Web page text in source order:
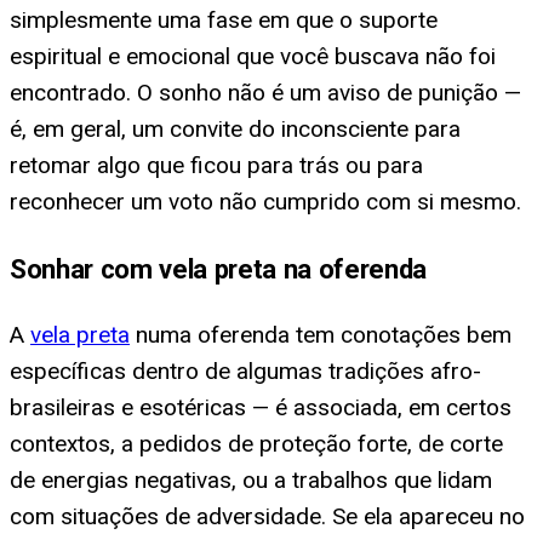
simplesmente uma fase em que o suporte
espiritual e emocional que você buscava não foi
encontrado. O sonho não é um aviso de punição —
é, em geral, um convite do inconsciente para
retomar algo que ficou para trás ou para
reconhecer um voto não cumprido com si mesmo.
Sonhar com vela preta na oferenda
A vela preta numa oferenda tem conotações bem
específicas dentro de algumas tradições afro-
brasileiras e esotéricas — é associada, em certos
contextos, a pedidos de proteção forte, de corte
de energias negativas, ou a trabalhos que lidam
com situações de adversidade. Se ela apareceu no